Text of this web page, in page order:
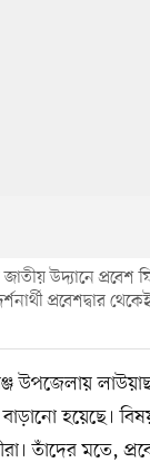
উদ্যানে প্রবেশ
প্রবেশদ্বার
উপজেলায়
হয়েছে।
তাঁদের মতে,